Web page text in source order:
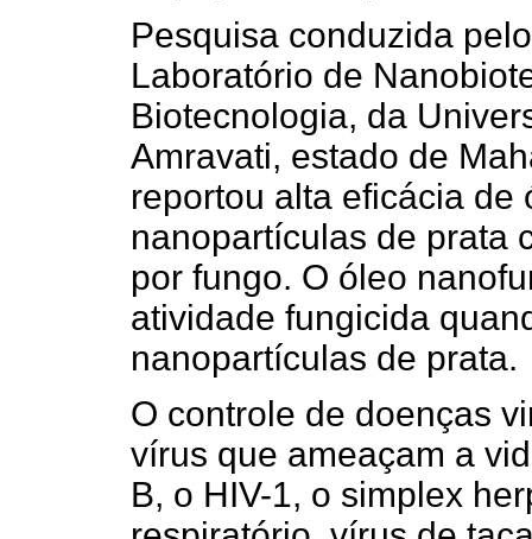
Pesquisa conduzida
Laboratório de
Biotecnologia, da
Amravati, estado de
reportou alta eficácia de
nanopartículas de prata
por fungo. O óleo
atividade fungicida
nanopartículas de prata.
O controle de doenças
vírus que ameaçam a
B, o HIV-1, o simplex